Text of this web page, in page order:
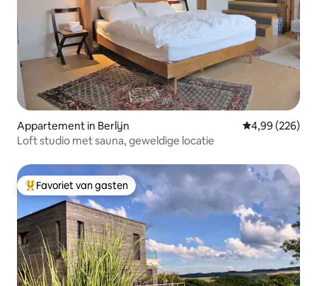
Appartement in Berlijn Gemiddelde
4,99 (226)
Loft studio met sauna, geweldige locatie
Topfavoriet van gasten
Favoriet van gasten